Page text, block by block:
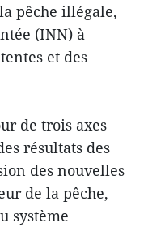
pêche illégale,
(INN) à
et des
de trois axes
résultats des
des nouvelles
de la pêche,
système